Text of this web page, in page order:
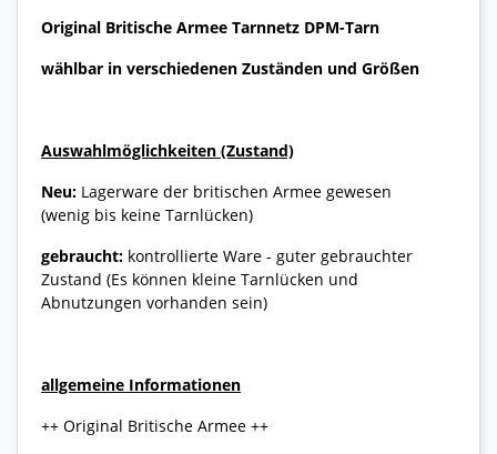
Original Britische Armee Tarnnetz DPM-Tarn
wählbar in verschiedenen Zuständen und Größen
Auswahlmöglichkeiten (Zustand)
Neu: Lagerware der britischen Armee gewesen
(wenig bis keine Tarnlücken)
gebraucht: kontrollierte Ware - guter gebrauchter
Zustand (Es können kleine Tarnlücken und
Abnutzungen vorhanden sein)
allgemeine Informationen
++ Original Britische Armee ++